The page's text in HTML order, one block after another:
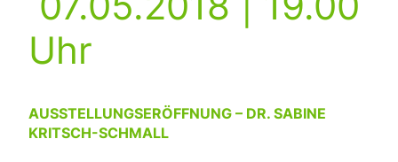
Uhr
AUSSTELLUNGSERÖFFNUNG – DR. SABINE
KRITSCH-SCHMALL